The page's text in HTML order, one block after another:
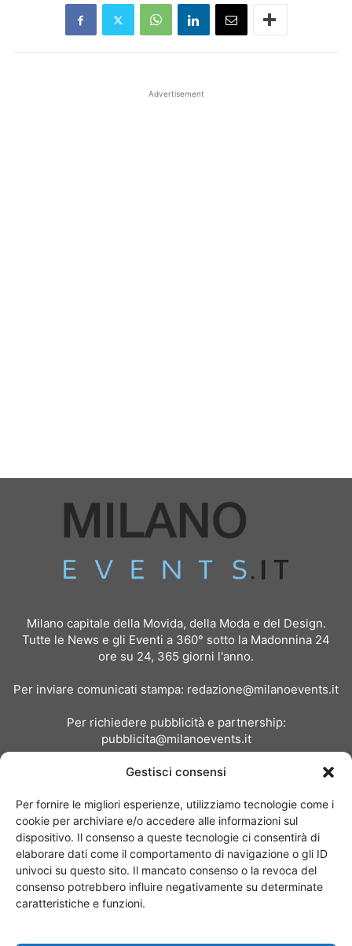
Gestisci consensi
Per fornire le migliori esperienze, utilizziamo tecnologie come i
cookie per archiviare e/o accedere alle informazioni sul
dispositivo. Il consenso a queste tecnologie ci consentirà di
elaborare dati come il comportamento di navigazione o gli ID
univoci su questo sito. Il mancato consenso o la revoca del
consenso potrebbero influire negativamente su determinate
caratteristiche e funzioni.
Advertisement
Milano capitale della Movida, della Moda e del Design.
Tutte le News e gli Eventi a 360° sotto la Madonnina 24
ore su 24, 365 giorni l'anno.
Per inviare comunicati stampa: redazione@milanoevents.it
Per richiedere pubblicità e partnership:
pubblicita@milanoevents.it
Chi siamo I Nostri Clienti